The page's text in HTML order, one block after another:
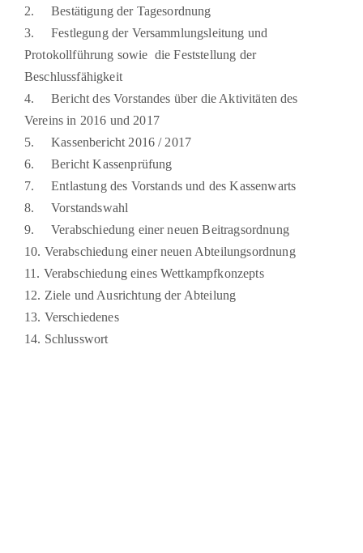
2. Bestätigung der Tagesordnung
3. Festlegung der Versammlungsleitung und
Protokollführung sowie die Feststellung der
Beschlussfähigkeit
4. Bericht des Vorstandes über die Aktivitäten des
Vereins in 2016 und 2017
5. Kassenbericht 2016 / 2017
6. Bericht Kassenprüfung
7. Entlastung des Vorstands und des Kassenwarts
8. Vorstandswahl
9. Verabschiedung einer neuen Beitragsordnung
10. Verabschiedung einer neuen Abteilungsordnung
11. Verabschiedung eines Wettkampfkonzepts
12. Ziele und Ausrichtung der Abteilung
13. Verschiedenes
14. Schlusswort